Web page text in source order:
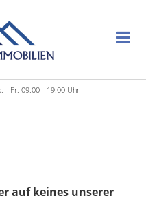
- Fr. 09.00 - 19.00 Uhr
auf keines unserer